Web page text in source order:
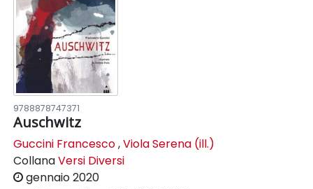
9788878747371
Auschwitz
Guccini Francesco,Viola Serena (ill.)
CollanaVersi Diversi
gennaio 2020